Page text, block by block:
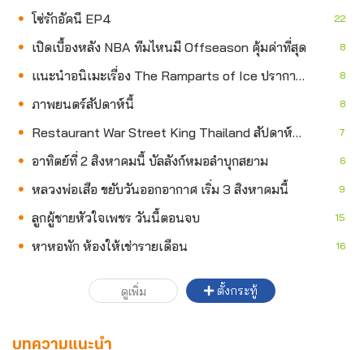
โซ่รักอัคนี EP4 22
เปิดเบื้องหลัง NBA ทีมไหนมี Offseason คุ้มค่าที่สุด 8
แนะนำอนิเมะเรื่อง The Ramparts of Ice ปราการน้ำแข็งแห่งหัวใจ 8
ภาพยนตร์สัปดาห์นี้ 8
Restaurant War Street King Thailand สัปดาห์นี้ครัวลุกเป็นไฟ 7
อาทิตย์ที่ 2 สิงหาคมนี้ บัลลังก์หมอลำบุกสยาม 6
หลวงพ่อเสือ ขยับวันออกอากาศ เริ่ม 3 สิงหาคมนี้ 9
ลูกผู้ชายหัวใจเพชร วันนี้ตอนจบ 15
หาหอพัก ห้องให้เช่ารายเดือน 16
ดูเพิ่ม ตั้งกระทู้
บทความแนะนำ